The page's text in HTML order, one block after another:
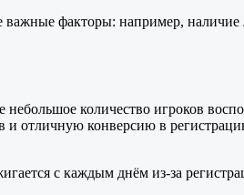
важные факторы: например,
количество игроков
и отличную конверсию в
с каждым днём из-за